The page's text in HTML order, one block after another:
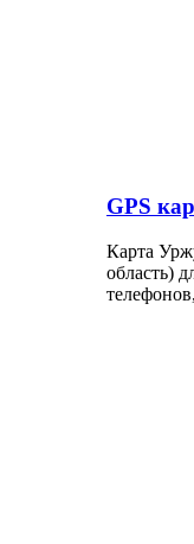
GPS
Карта
область)